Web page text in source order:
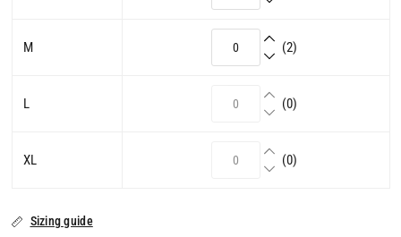
M (2)
L (0)
XL (0)
Sizing guide